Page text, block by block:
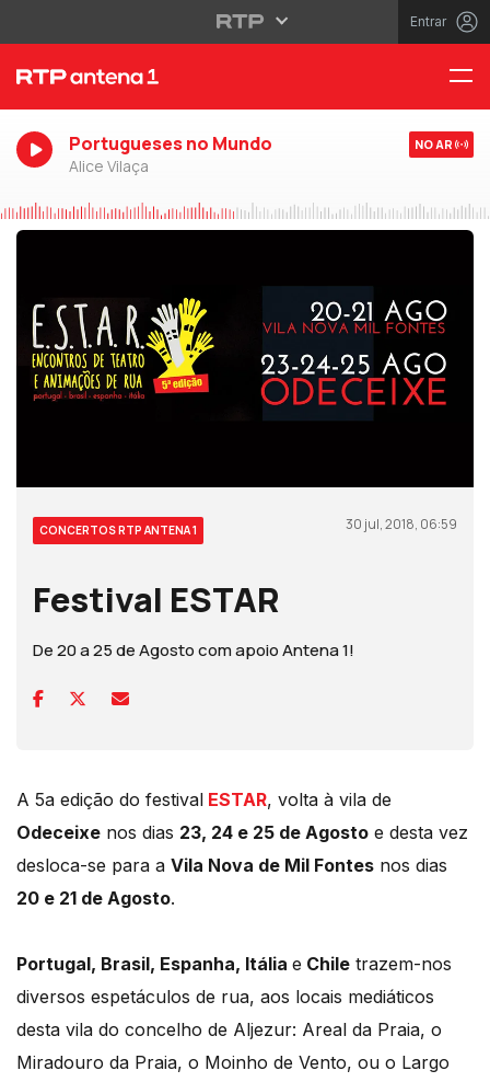
Entrar
Portugueses no Mundo
Alice Vilaça
NO AR
CONCERTOS RTP ANTENA 1 30 jul, 2018, 06:59
Festival ESTAR
De 20 a 25 de Agosto com apoio Antena 1!
A 5a edição do festival ESTAR, volta à vila de
Odeceixe nos dias 23, 24 e 25 de Agosto e desta vez
desloca-se para a Vila Nova de Mil Fontes nos dias
20 e 21 de Agosto.
Portugal, Brasil, Espanha, Itália e Chile trazem-nos
diversos espetáculos de rua, aos locais mediáticos
desta vila do concelho de Aljezur: Areal da Praia, o
Miradouro da Praia, o Moinho de Vento, ou o Largo